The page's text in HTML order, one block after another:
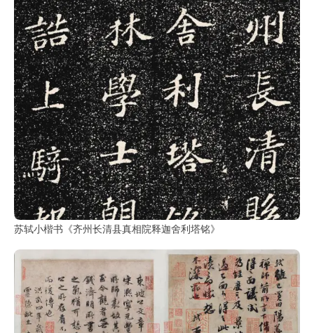
苏轼小楷书《齐州长清县真相院释迦舍利塔铭》
织
品
古
籍
善
本
/
Ancient
Works
经
史
部